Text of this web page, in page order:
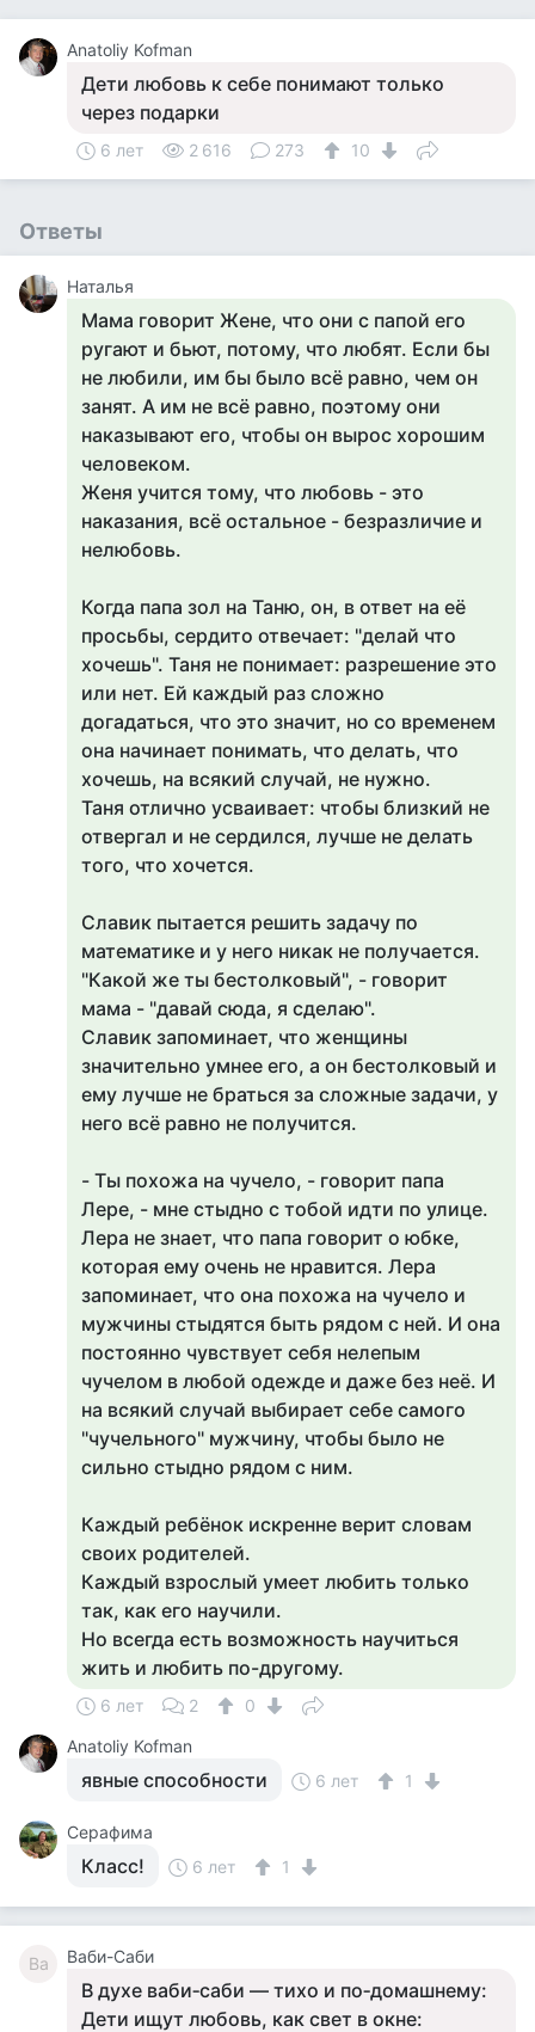
Anatoliy Kofman
Дети любовь к себе понимают только
через подарки
6 лет 2 616 273 10
Ответы
Наталья
Мама говорит Жене, что они с папой его
ругают и бьют, потому, что любят. Если бы
не любили, им бы было всё равно, чем он
занят. А им не всё равно, поэтому они
наказывают его, чтобы он вырос хорошим
человеком.
Женя учится тому, что любовь - это
наказания, всё остальное - безразличие и
нелюбовь.
Когда папа зол на Таню, он, в ответ на её
просьбы, сердито отвечает: "делай что
хочешь". Таня не понимает: разрешение это
или нет. Ей каждый раз сложно
догадаться, что это значит, но со временем
она начинает понимать, что делать, что
хочешь, на всякий случай, не нужно.
Таня отлично усваивает: чтобы близкий не
отвергал и не сердился, лучше не делать
того, что хочется.
Славик пытается решить задачу по
математике и у него никак не получается.
"Какой же ты бестолковый", - говорит
мама - "давай сюда, я сделаю".
Славик запоминает, что женщины
значительно умнее его, а он бестолковый и
ему лучше не браться за сложные задачи, у
него всё равно не получится.
- Ты похожа на чучело, - говорит папа
Лере, - мне стыдно с тобой идти по улице.
Лера не знает, что папа говорит о юбке,
которая ему очень не нравится. Лера
запоминает, что она похожа на чучело и
мужчины стыдятся быть рядом с ней. И она
постоянно чувствует себя нелепым
чучелом в любой одежде и даже без неё. И
на всякий случай выбирает себе самого
"чучельного" мужчину, чтобы было не
сильно стыдно рядом с ним.
Каждый ребёнок искренне верит словам
своих родителей.
Каждый взрослый умеет любить только
так, как его научили.
Но всегда есть возможность научиться
жить и любить по-другому.
6 лет 2
0
Anatoliy Kofman
явные способности 6 лет 1
Серафима
Класс! 6 лет 1
Ва Ваби-Саби
В духе ваби‑саби — тихо и по‑домашнему:
Дети ищут любовь, как свет в окне: